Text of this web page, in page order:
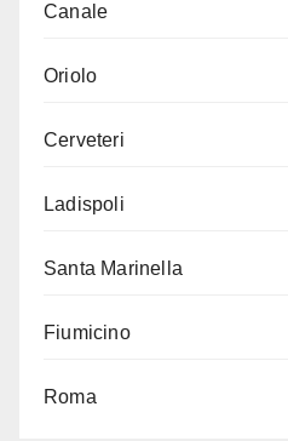
Canale
Oriolo
Cerveteri
Ladispoli
Santa Marinella
Fiumicino
Roma